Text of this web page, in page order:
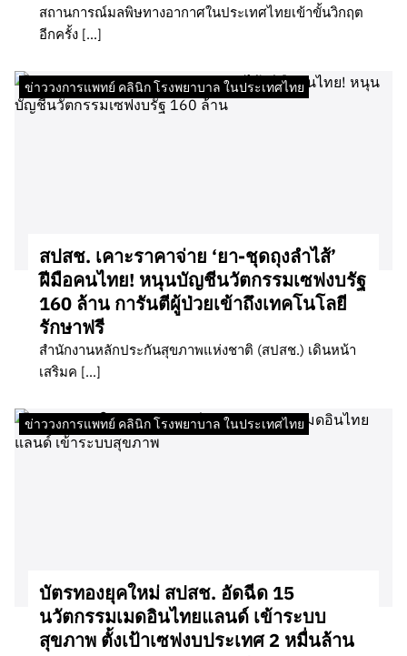
สถานการณ์มลพิษทางอากาศในประเทศไทยเข้าขั้นวิกฤต
อีกครั้ง […]
ข่าววงการแพทย์ คลินิก โรงพยาบาล ในประเทศไทย
สปสช. เคาะราคาจ่าย ‘ยา-ชุดถุงลำไส้’
ฝีมือคนไทย! หนุนบัญชีนวัตกรรมเซฟงบรัฐ
160 ล้าน การันตีผู้ป่วยเข้าถึงเทคโนโลยี
รักษาฟรี
สำนักงานหลักประกันสุขภาพแห่งชาติ (สปสช.) เดินหน้า
เสริมค […]
ข่าววงการแพทย์ คลินิก โรงพยาบาล ในประเทศไทย
บัตรทองยุคใหม่ สปสช. อัดฉีด 15
นวัตกรรมเมดอินไทยแลนด์ เข้าระบบ
สุขภาพ ตั้งเป้าเซฟงบประเทศ 2 หมื่นล้าน